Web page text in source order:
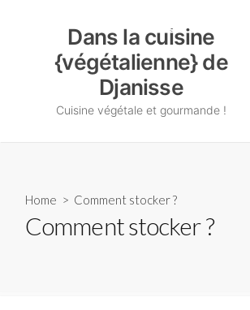
Dans la cuisine
{végétalienne} de
Djanisse
Cuisine végétale et gourmande !
Home > Comment stocker ?
Comment stocker ?